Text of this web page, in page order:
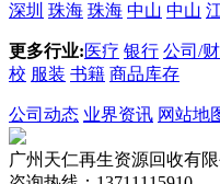
深圳 珠海 珠海 中山 中山
更多行业:医疗 银行 公司/
校 服装 书籍 商品库存
公司动态 业界资讯 网站地
广州天仁再生资源回收有限